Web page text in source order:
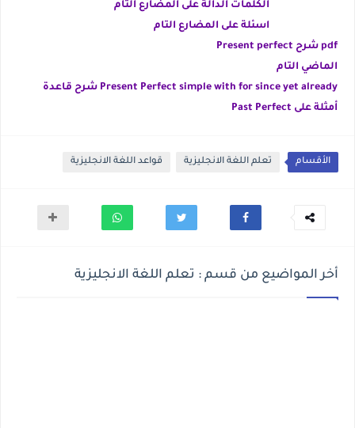
الكلمات الدالة على المضارع التام
اسئلة على المضارع التام
Present perfect شرح pdf
الماضي التام
شرح قاعدة Present Perfect simple with for since yet already
أمثلة على Past Perfect
الأقسام تعلم اللغة الانجليزية قواعد اللغة الانجليزية
أخر المواضيع من قسم : تعلم اللغة الانجليزية